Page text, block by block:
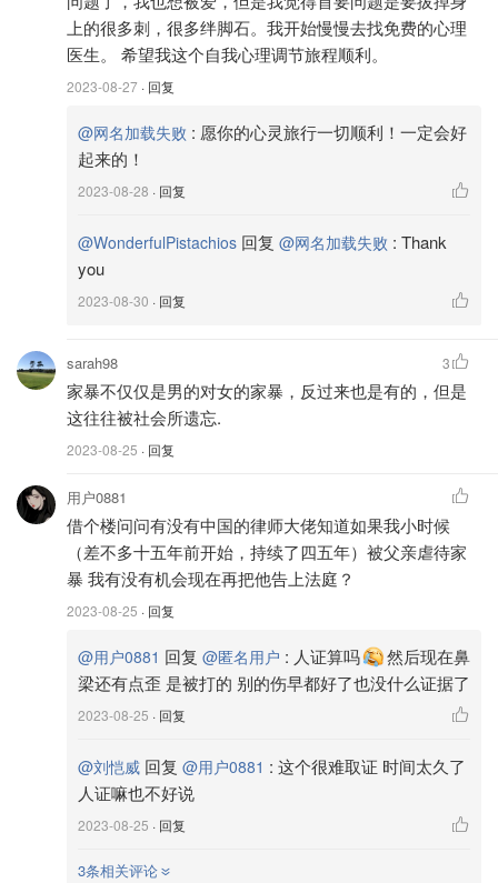
然而徐敏并不是大众想象中受害者的模样，她有自己的事
业，她也足够坚毅勇敢，即使如此徐敏甚至在有律师的帮助
上的很多刺，很多绊脚石。我开始慢慢去找免费的心理
医生。 希望我这个自我心理调节旅程顺利。
2023-08-27 · 回复
@网名加载失败 : 愿你的心灵旅行一切顺利！一定会好
起来的！
2023-08-28 · 回复
@WonderfulPistachios 回复 @网名加载失败 : Thank
you
2023-08-30 · 回复
sarah98
家暴不仅仅是男的对女的家暴，反过来也是有的，但是
这往往被社会所遗忘.
2023-08-25 · 回复
3
用户0881
借个楼问问有没有中国的律师大佬知道如果我小时候
（差不多十五年前开始，持续了四五年）被父亲虐待家
暴 我有没有机会现在再把他告上法庭？
2023-08-25 · 回复
@用户0881 回复 @匿名用户 : 人证算吗
然后现在鼻
梁还有点歪 是被打的 别的伤早都好了也没什么证据了
2023-08-25 · 回复
@刘恺威 回复 @用户0881 : 这个很难取证 时间太久了
人证嘛也不好说
2023-08-25 · 回复
3条相关评论